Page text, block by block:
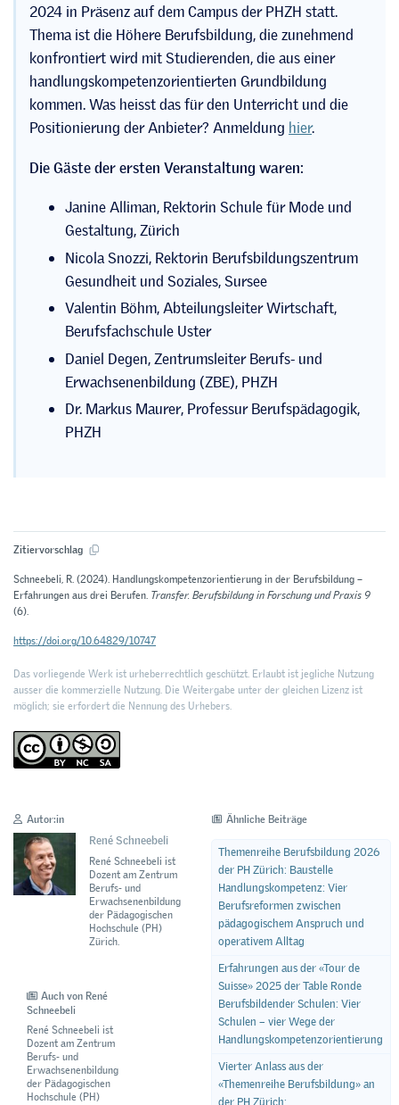
2024 in Präsenz auf dem Campus der PHZH statt.
Thema ist die Höhere Berufsbildung, die zunehmend
konfrontiert wird mit Studierenden, die aus einer
handlungskompetenzorientierten Grundbildung
kommen. Was heisst das für den Unterricht und die
Positionierung der Anbieter? Anmeldung hier.
Die Gäste der ersten Veranstaltung waren:
Janine Alliman, Rektorin Schule für Mode und
Gestaltung, Zürich
Nicola Snozzi, Rektorin Berufsbildungszentrum
Gesundheit und Soziales, Sursee
Valentin Böhm, Abteilungsleiter Wirtschaft,
Berufsfachschule Uster
Daniel Degen, Zentrumsleiter Berufs- und
Erwachsenenbildung (ZBE), PHZH
Dr. Markus Maurer, Professur Berufspädagogik,
PHZH
Zitiervorschlag
Schneebeli, R. (2024). Handlungskompetenzorientierung in der Berufsbildung –
Erfahrungen aus drei Berufen. Transfer. Berufsbildung in Forschung und Praxis 9
(6).
https://doi.org/10.64829/10747
Das vorliegende Werk ist urheberrechtlich geschützt. Erlaubt ist jegliche Nutzung
ausser die kommerzielle Nutzung. Die Weitergabe unter der gleichen Lizenz ist
möglich; sie erfordert die Nennung des Urhebers.
Autor:in
René Schneebeli
René Schneebeli ist
Dozent am Zentrum
Berufs- und
Erwachsenenbildung
der Pädagogischen
Hochschule (PH)
Zürich.
Auch von René
Schneebeli
René Schneebeli ist
Dozent am Zentrum
Berufs- und
Erwachsenenbildung
der Pädagogischen
Hochschule (PH)
Ähnliche Beiträge
Themenreihe Berufsbildung 2026
der PH Zürich: Baustelle
Handlungskompetenz: Vier
Berufsreformen zwischen
pädagogischem Anspruch und
operativem Alltag
Erfahrungen aus der «Tour de
Suisse» 2025 der Table Ronde
Berufsbildender Schulen: Vier
Schulen – vier Wege der
Handlungskompetenzorientierung
Vierter Anlass aus der
«Themenreihe Berufsbildung» an